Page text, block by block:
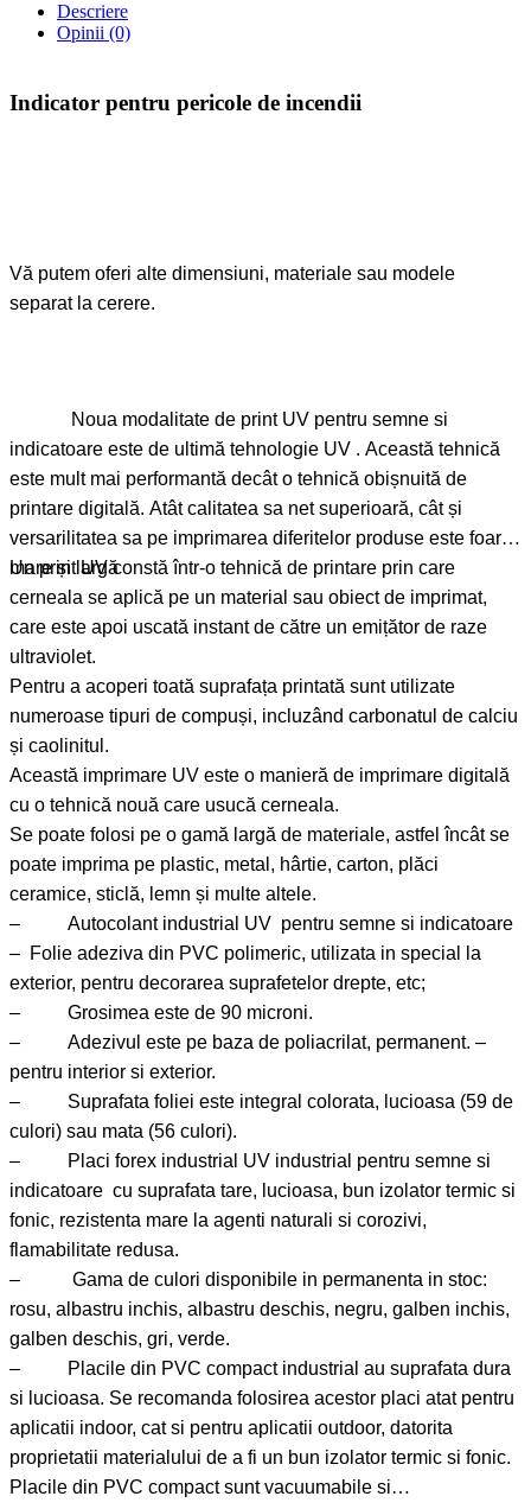
Descriere
Opinii (0)
Indicator pentru pericole de incendii
Vă putem oferi alte dimensiuni, materiale sau modele
separat la cerere.
indicatoare este de ultimă tehnologie UV . Această tehnică
este mult mai performantă decât o tehnică obișnuită de
printare digitală. Atât calitatea sa net superioară, cât și
versarilitatea sa pe imprimarea diferitelor produse este foarte
mare și largă
Un print UV constă într-o tehnică de printare prin care
cerneala se aplică pe un material sau obiect de imprimat,
care este apoi uscată instant de către un emițător de raze
ultraviolet.
Pentru a acoperi toată suprafața printată sunt utilizate
numeroase tipuri de compuși, incluzând carbonatul de calciu
și caolinitul.
Această imprimare UV este o manieră de imprimare digitală
cu o tehnică nouă care usucă cerneala.
Se poate folosi pe o gamă largă de materiale, astfel încât se
poate imprima pe plastic, metal, hârtie, carton, plăci
ceramice, sticlă, lemn și multe altele.
– Autocolant industrial UV pentru semne si indicatoare
– Folie adeziva din PVC polimeric, utilizata in special la
exterior, pentru decorarea suprafetelor drepte, etc;
– Grosimea este de 90 microni.
– Adezivul este pe baza de poliacrilat, permanent. –
pentru interior si exterior.
– Suprafata foliei este integral colorata, lucioasa (59 de
culori) sau mata (56 culori).
– Placi forex industrial UV industrial pentru semne si
indicatoare cu suprafata tare, lucioasa, bun izolator termic si
fonic, rezistenta mare la agenti naturali si corozivi,
flamabilitate redusa.
– Gama de culori disponibile in permanenta in stoc:
rosu, albastru inchis, albastru deschis, negru, galben inchis,
galben deschis, gri, verde.
– Placile din PVC compact industrial au suprafata dura
si lucioasa. Se recomanda folosirea acestor placi atat pentru
aplicatii indoor, cat si pentru aplicatii outdoor, datorita
proprietatii materialului de a fi un bun izolator termic si fonic.
Placile din PVC compact sunt vacuumabile si